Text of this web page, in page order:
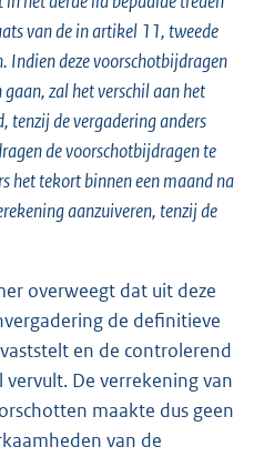
van de in artikel 11, tweede
Indien deze voorschotbijdragen
zal het verschil aan het
tenzij de vergadering anders
de voorschotbijdragen te
het tekort binnen een maand na
aanzuiveren, tenzij de
overweegt dat uit deze
de definitieve
en de controlerend
De verrekening van
maakte dus geen
van de